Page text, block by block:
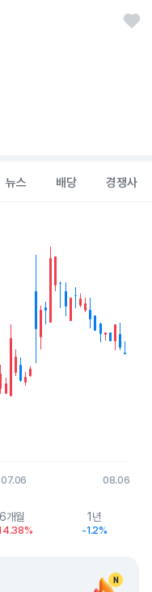
뉴스 배당 경쟁사
Data ranges from
07.06 08.06
6개월 1년
-1.2%
N